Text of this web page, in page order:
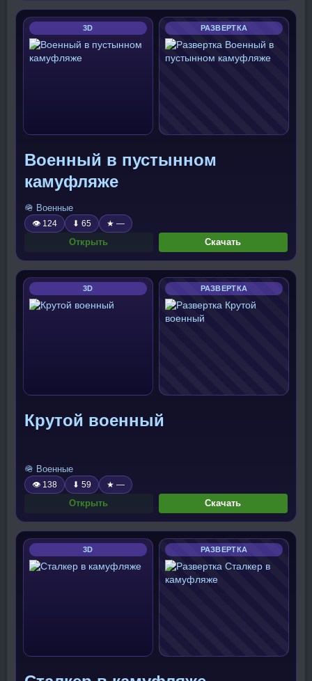
3D РАЗВЕРТКА
Военный в пустынном
камуфляже
🪖 Военные
👁 124 ⬇ 65 ★ —
Открыть Скачать
3D РАЗВЕРТКА
Крутой военный
🪖 Военные
👁 138 ⬇ 59 ★ —
Открыть Скачать
3D РАЗВЕРТКА